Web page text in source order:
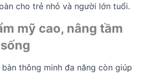
cho trẻ nhỏ và người lớn tuổi.
mỹ cao, nâng tầm
thông minh đa năng còn giúp